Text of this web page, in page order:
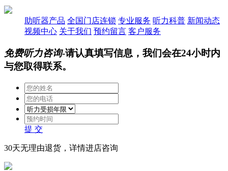
助听器产品 全国门店连锁 专业服务 听力科普 新闻动态
视频中心 关于我们 预约留言 客户服务
免费听力咨询-请认真填写信息，我们会在24小时内
与您取得联系。
提 交
30天无理由退货，详情进店咨询